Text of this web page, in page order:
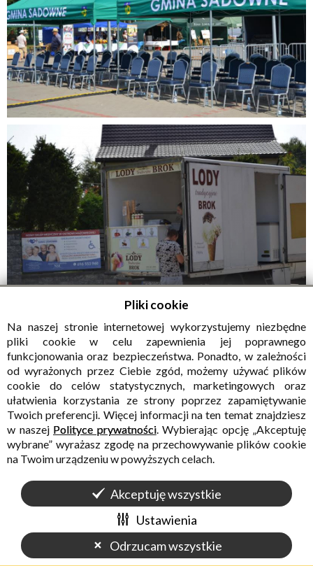
Pliki cookie
Na naszej stronie internetowej wykorzystujemy niezbędne
pliki cookie w celu zapewnienia jej poprawnego
funkcjonowania oraz bezpieczeństwa. Ponadto, w zależności
od wyrażonych przez Ciebie zgód, możemy używać plików
cookie do celów statystycznych, marketingowych oraz
ułatwienia korzystania ze strony poprzez zapamiętywanie
Twoich preferencji. Więcej informacji na ten temat znajdziesz
w naszej Polityce prywatności. Wybierając opcję „Akceptuję
wybrane” wyrażasz zgodę na przechowywanie plików cookie
na Twoim urządzeniu w powyższych celach.
Akceptuję wszystkie
Ustawienia
Odrzucam wszystkie